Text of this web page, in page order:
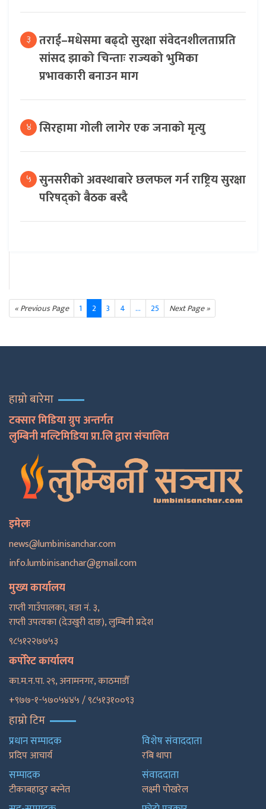
३ तराई–मधेसमा बढ्दो सुरक्षा संवेदनशीलताप्रति
सांसद झाको चिन्ताः राज्यको भुमिका
प्रभावकारी बनाउन माग
४ सिरहामा गोली लागेर एक जनाको मृत्यु
५ सुनसरीको अवस्थाबारे छलफल गर्न राष्ट्रिय सुरक्षा
परिषद्को बैठक बस्दै
« Previous Page 1 2 3 4 ... 25 Next Page »
हाम्रो बारेमा
टक्सार मिडिया ग्रुप अन्तर्गत
लुम्बिनी मल्टिमिडिया प्रा.लि द्वारा संचालित
इमेलः
news@lumbinisanchar.com
info.lumbinisanchar@gmail.com
मुख्य कार्यालय
राप्ती गाउँपालका, वडा नं. ३,
राप्ती उपत्यका (देउखुरी दाङ), लुम्बिनी प्रदेश
९८५१२२७७५३
कर्पोरेट कार्यालय
का.म.न.पा. २९, अनामनगर, काठमाडाैँ
+९७७-१-५७०५४४५ / ९८५१३१००९३
हाम्रो टिम
प्रधान सम्पादक
प्रदिप आचार्य
सम्पादक
टीकाबहादुर बस्नेत
विशेष संवाददाता
रबि थापा
संवाददाता
लक्ष्मी पोखरेल